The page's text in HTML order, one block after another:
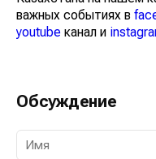
Казахстана на нашем
важных событиях в